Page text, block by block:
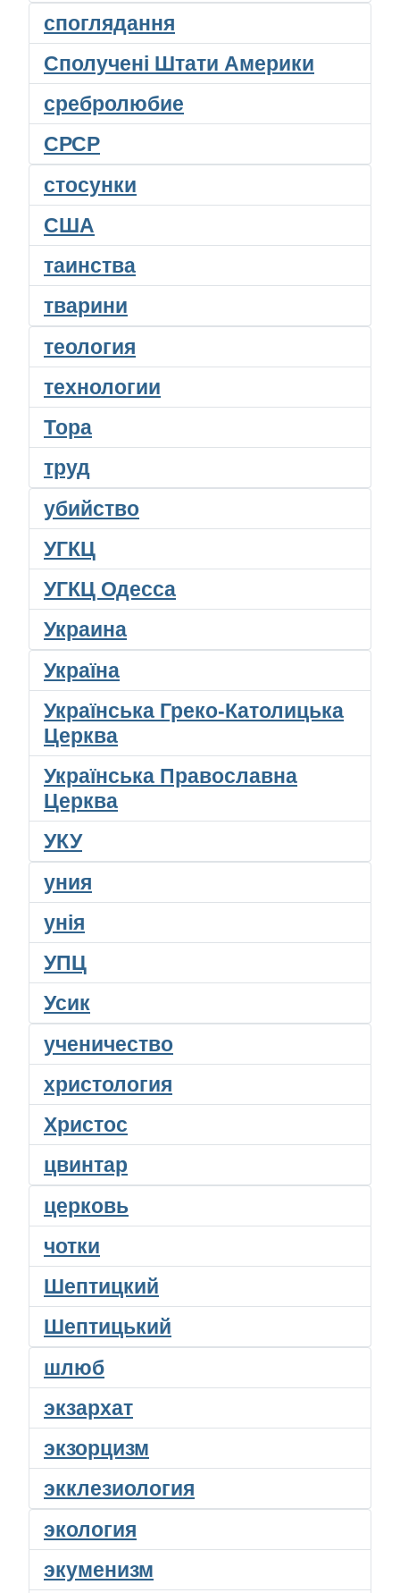
споглядання
Сполучені Штати Америки
сребролюбие
СРСР
стосунки
США
таинства
тварини
теология
технологии
Тора
труд
убийство
УГКЦ
УГКЦ Одесса
Украина
Україна
Українська Греко-Католицька
Церква
Українська Православна
Церква
УКУ
уния
унія
УПЦ
Усик
ученичество
христология
Христос
цвинтар
церковь
чотки
Шептицкий
Шептицький
шлюб
экзархат
экзорцизм
экклезиология
экология
экуменизм